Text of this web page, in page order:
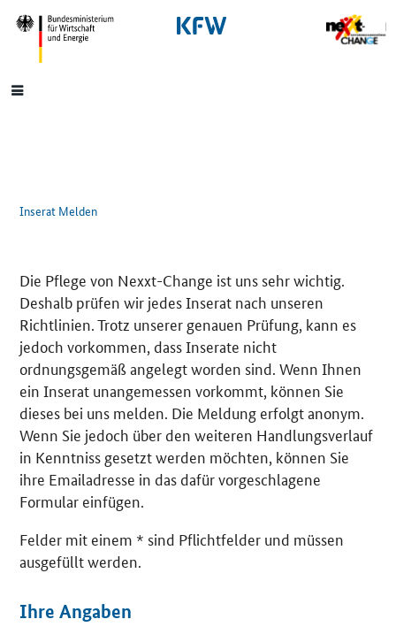
SrOnlyNavigation
Hauptmenü
Inserat Melden
Die Pflege von Nexxt-Change ist uns sehr wichtig.
Deshalb prüfen wir jedes Inserat nach unseren
Richtlinien. Trotz unserer genauen Prüfung, kann es
jedoch vorkommen, dass Inserate nicht
ordnungsgemäß angelegt worden sind. Wenn Ihnen
ein Inserat unangemessen vorkommt, können Sie
dieses bei uns melden. Die Meldung erfolgt anonym.
Wenn Sie jedoch über den weiteren Handlungsverlauf
in Kenntniss gesetzt werden möchten, können Sie
ihre Emailadresse in das dafür vorgeschlagene
Formular einfügen.
Felder mit einem * sind Pflichtfelder und müssen
ausgefüllt werden.
Ihre Angaben